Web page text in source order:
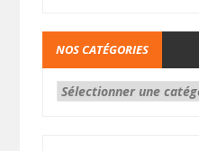
NOS CATÉGORIES